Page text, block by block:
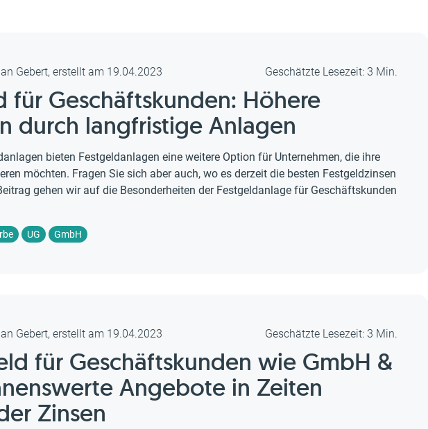
Gebert, erstellt am 19.04.2023 Geschätzte Lesezeit: 3 Min.
für Geschäftskunden: Höhere
durch langfristige Anlagen
bieten Festgeldanlagen eine weitere Option für Unternehmen, die ihre
möchten. Fragen Sie sich aber auch, wo es derzeit die besten Festgeldzinsen
gehen wir auf die Besonderheiten der Festgeldanlage für Geschäftskunden
UG GmbH
Gebert, erstellt am 19.04.2023 Geschätzte Lesezeit: 3 Min.
für Geschäftskunden wie GmbH &
Angebote in Zeiten
Zinsen